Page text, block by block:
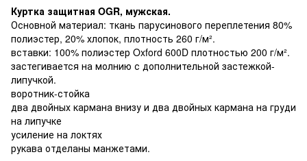
Куртка защитная OGR, мужская.
Основной материал: ткань парусинового переплетения 80%
полиэстер, 20% хлопок, плотность 260 г/м².
вставки: 100% полиэстер Oxford 600D плотностью 200 г/м².
застегивается на молнию с дополнительной застежкой-
липучкой.
воротник-стойка
два двойных кармана внизу и два двойных кармана на груди
на липучке
усиление на локтях
рукава отделаны манжетами.